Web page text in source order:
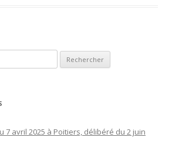
7 avril 2025 à Poitiers, délibéré du 2 juin